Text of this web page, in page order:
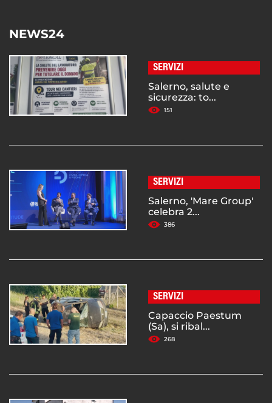
NEWS24
SERVIZI
Salerno, salute e
sicurezza: to...
151
SERVIZI
Salerno, 'Mare Group'
celebra 2...
386
SERVIZI
Capaccio Paestum
(Sa), si ribal...
268